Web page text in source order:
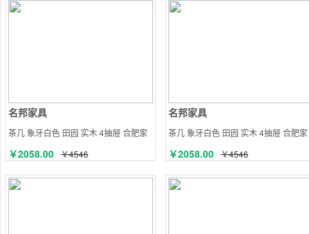
名邦家具
茶几 象牙白色 田园 实木 4抽屉 合肥家
具
￥2058.00 ￥4546
名邦家具
茶几 象牙白色 田园 实木 4抽屉 合肥家
具
￥2058.00 ￥4546